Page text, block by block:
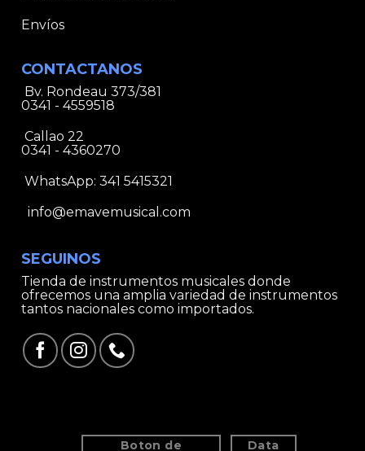
Envíos
CONTACTANOS
Bv. Rondeau 373/381
0341 - 4559518
Callao 22
0341 - 4360270
WhatsApp: 341 5415321
info@emavemusical.com
SEGUINOS
Tienda de instrumentos musicales donde
ofrecemos una amplia variedad de instrumentos
tantos nacionales como importados.
Boton de Data